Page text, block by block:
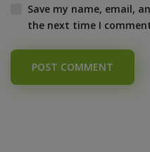
Save my name, email,
the next time I
POST COMMENT